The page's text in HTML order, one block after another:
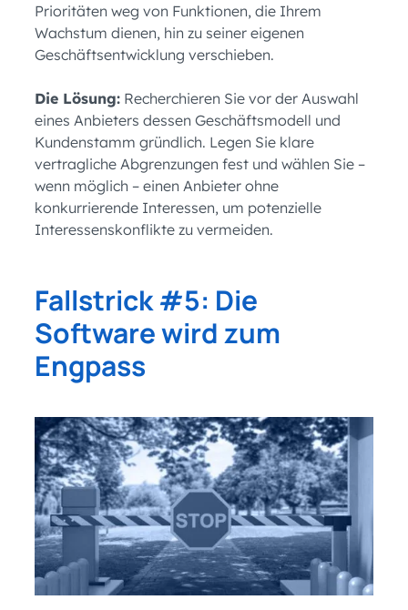
Prioritäten weg von Funktionen, die Ihrem
Wachstum dienen, hin zu seiner eigenen
Geschäftsentwicklung verschieben.
Die Lösung: Recherchieren Sie vor der Auswahl
eines Anbieters dessen Geschäftsmodell und
Kundenstamm gründlich. Legen Sie klare
vertragliche Abgrenzungen fest und wählen Sie –
wenn möglich – einen Anbieter ohne
konkurrierende Interessen, um potenzielle
Interessenskonflikte zu vermeiden.
Fallstrick #5: Die
Software wird zum
Engpass